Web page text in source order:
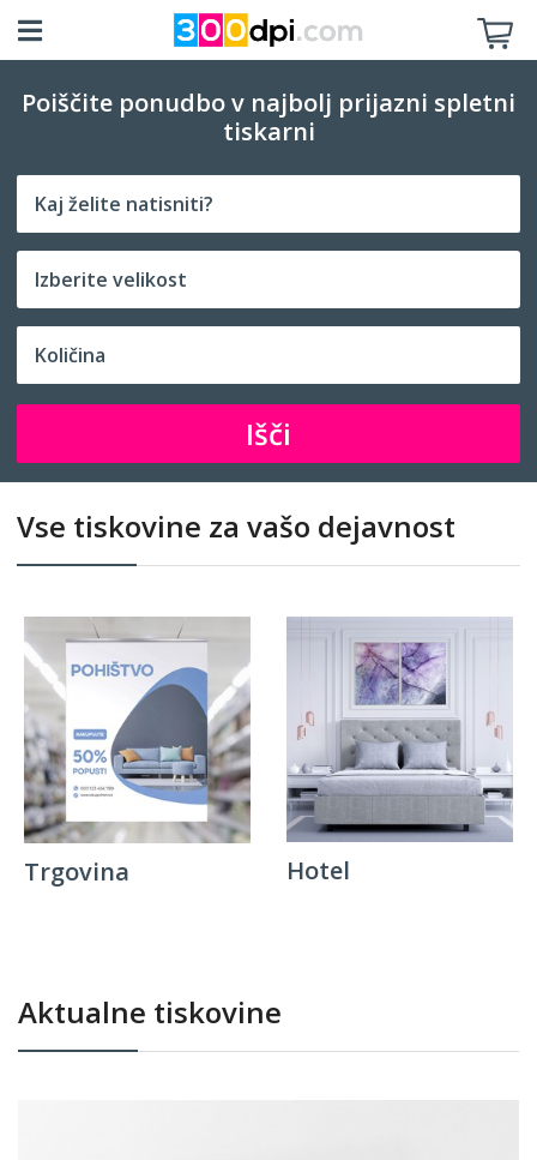
Poiščite ponudbo v najbolj prijazni spletni
tiskarni
Izberite velikost
Išči
Vse tiskovine za vašo dejavnost
Trgovina Hotel
Aktualne tiskovine